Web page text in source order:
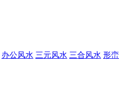
办公风水 三元风水 三合风水 形